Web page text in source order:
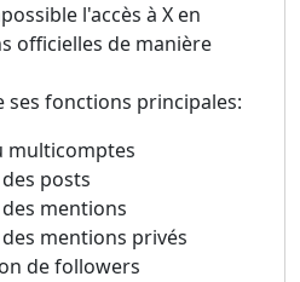
l'accès à X en
officielles de manière
ses fonctions principales:
multicomptes
posts
mentions
mentions privés
de followers